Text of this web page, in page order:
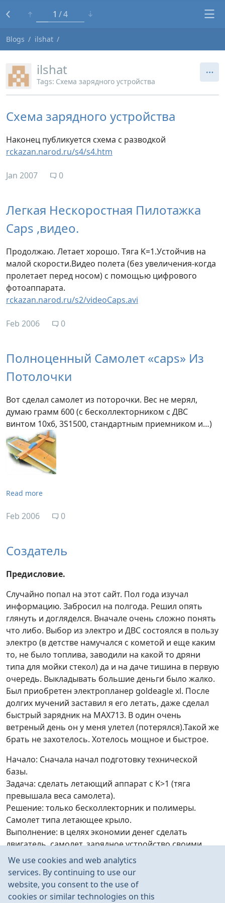
1 4
Blogs ilshat
ilshat
Tags: Схема зарядного устройства
Схема зарядного устройства
Наконец публикуется схема с разводкой
rckazan.narod.ru/s4/s4.htm
Jan 2007 0
Легкая Нескоростная Пилотажка
Caps ,видео.
Продолжаю. Летает хорошо. Тяга K=1.Устойчив на
малой скорости.Видео полета (без увеличения-когда
пролетает перед носом) с помощью цифрового
фотоаппарата.
rckazan.narod.ru/s2/videoCaps.avi
Feb 2006 0
Полноценный Самолет «сaps» Из
Потолочки
Вот сделал самолет из поторочки. Вес не мерял,
думаю грамм 600 (с бесколлекторником с ДВС
винтом 10х6, 3S1500, стандартным приемником и…)
Read more
Feb 2006 0
Создатель
Предисловие.
Случайно попал на этот сайт. Пол года изучал
информацию. Забросил на полгода. Решил опять
глянуть и догляделся. Вначале очень сложно понять
что либо. Выбор из электро и ДВС состоялся в пользу
электро (в детстве намучался с кометой и еще каким
то, не было топлива, заводили на какой то дряни
типа для мойки стекол) да и на даче тишина в первую
очередь. Выкладывать большие деньги было жалко.
Был приобретен электропланер goldeagle xl. После
долгих мучений заставил я его летать, даже сделал
быстрый зарядник на MAX713. В один очень
ветреный день он у меня улетел (потерялся).Такой же
брать не захотелось. Хотелось мощное и быстрое.
Начало: Сначала начал подготовку технической
базы.
Задача: сделать летающий аппарат с K>1 (тяга
превышала веса самолета).
Решение: только бесколлекторник и полимеры.
Самолет типа летающее крыло.
Выполнение: в целях экономии денег сделать
двигатель, самолет, зарядное устройство своими
силами.
Все по порядку:
Read more
We use cookies and web analytics
services. By continuing to use our
website, you consent to the use of
cookies or similar technologies on this